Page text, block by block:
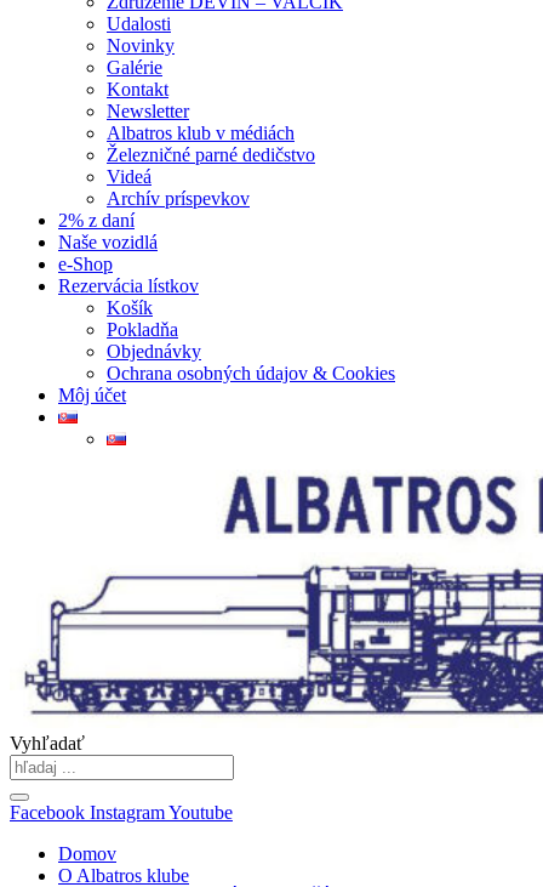
Udalosti
Novinky
Galérie
Kontakt
Newsletter
Albatros klub v médiách
Železničné parné dedičstvo
Videá
Archív príspevkov
2% z daní
Naše vozidlá
e-Shop
Rezervácia lístkov
Košík
Pokladňa
Objednávky
Ochrana osobných údajov & Cookies
Môj účet
Vyhľadať
Facebook InstagramYoutube
Domov
O Albatros klube